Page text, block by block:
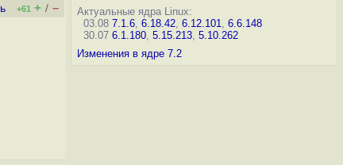
+61 + / –
Актуальные ядра Linux:
03.08 7.1.6, 6.18.42, 6.12.101, 6.6.148
30.07 6.1.180, 5.15.213, 5.10.262
Изменения в ядре 7.2